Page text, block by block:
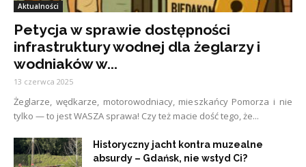
Aktualności
Petycja w sprawie dostępności
infrastruktury wodnej dla żeglarzy i
wodniaków w...
13 czerwca 2025
Żeglarze, wędkarze, motorowodniacy, mieszkańcy Pomorza i nie
tylko — to jest WASZA sprawa! Czy też macie dość tego, że...
Historyczny jacht kontra muzealne
absurdy – Gdańsk, nie wstyd Ci?